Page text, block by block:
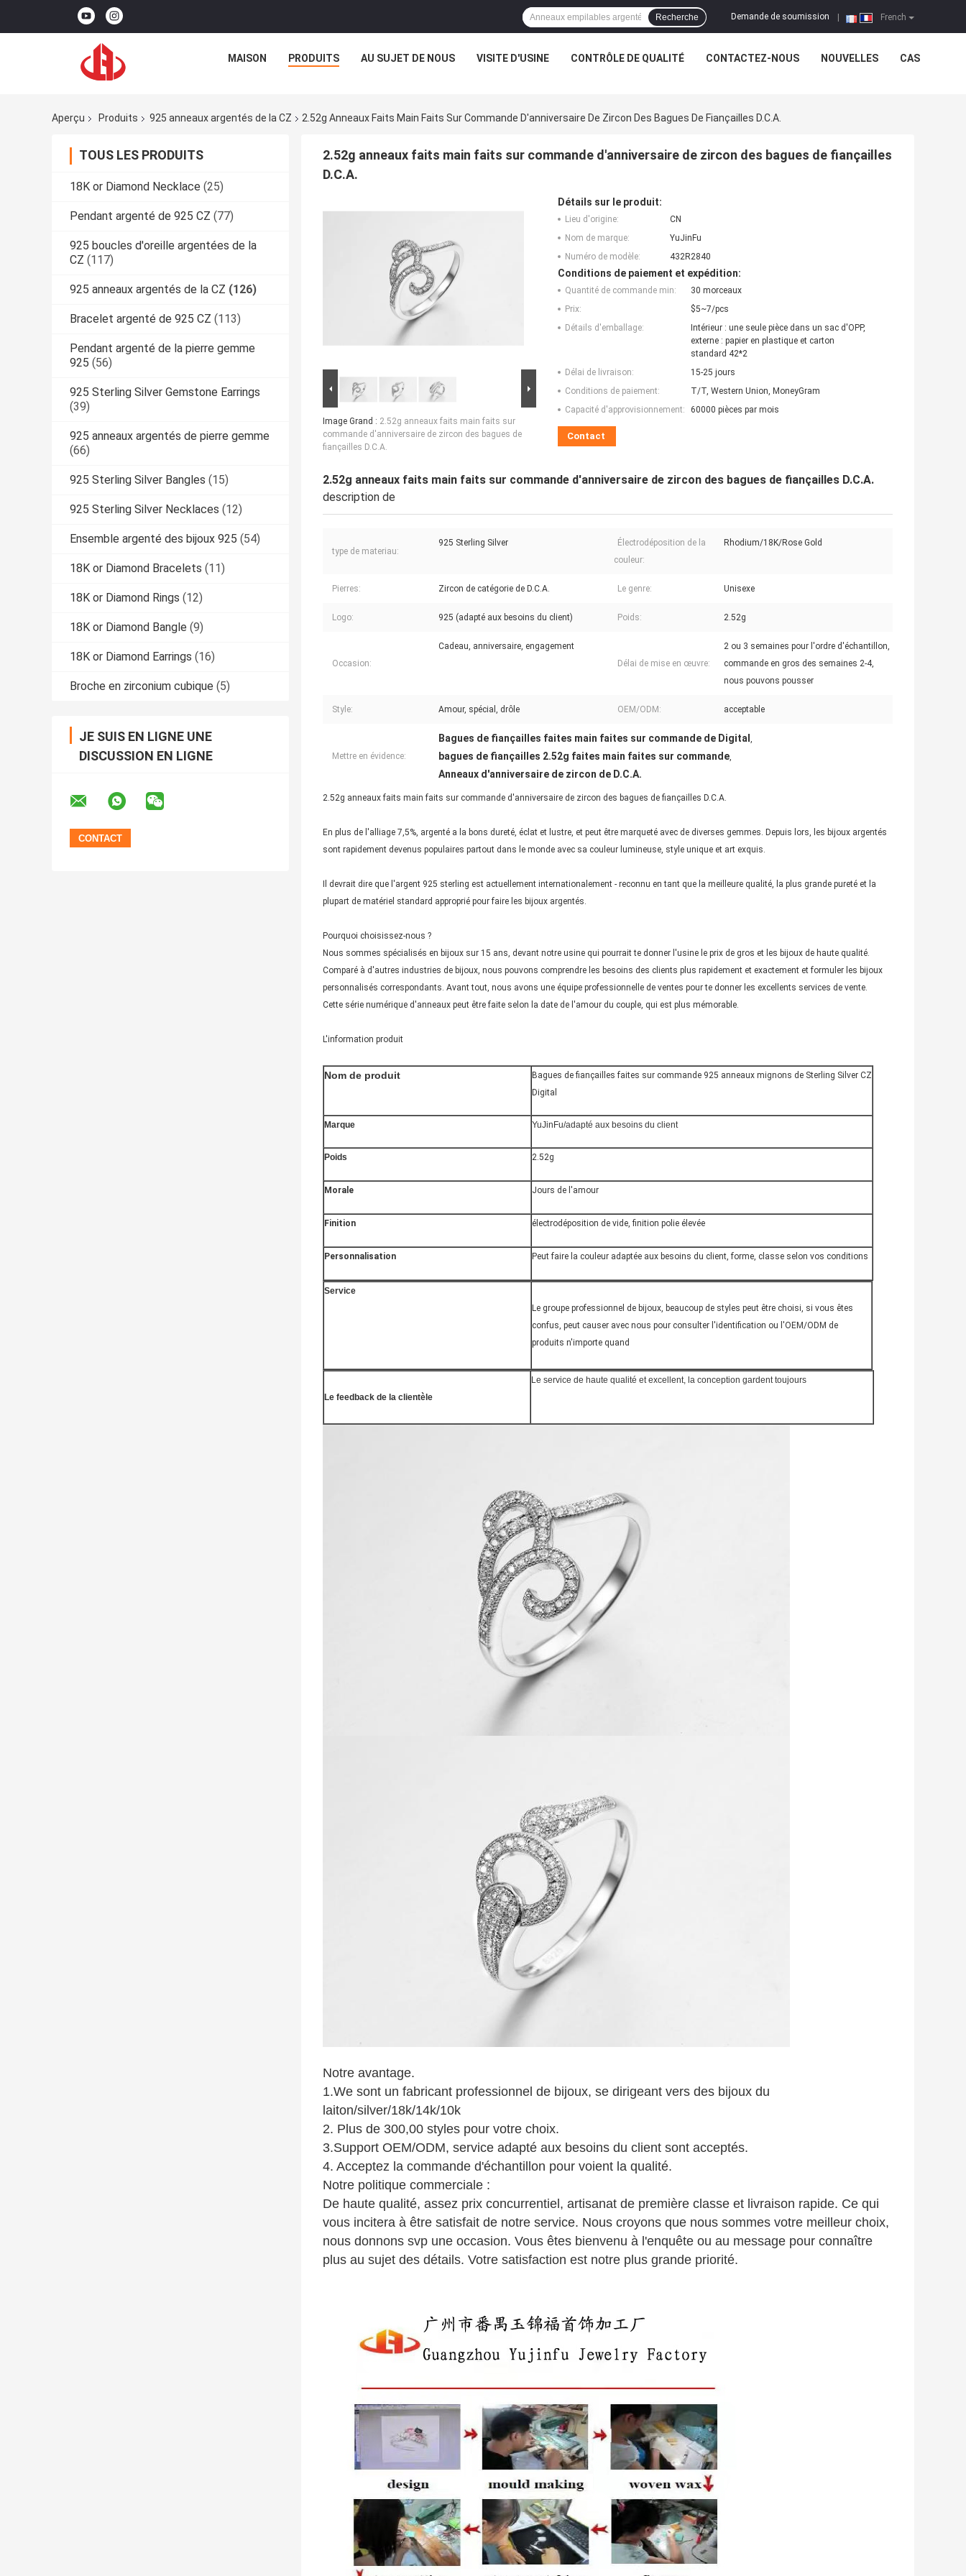
French
Demande de soumission
Recherche
MAISON PRODUITS AU SUJET DE NOUS VISITE D'USINE CONTRÔLE DE QUALITÉ CONTACTEZ-NOUS NOUVELLES CAS
Aperçu Produits 925 anneaux argentés de la CZ 2.52g Anneaux Faits Main Faits Sur Commande D'anniversaire De Zircon Des Bagues De Fiançailles D.C.A.
TOUS LES PRODUITS
18K or Diamond Necklace (25)
Pendant argenté de 925 CZ (77)
925 boucles d'oreille argentées de la
CZ (117)
925 anneaux argentés de la CZ (126)
Bracelet argenté de 925 CZ (113)
Pendant argenté de la pierre gemme
925 (56)
925 Sterling Silver Gemstone Earrings
(39)
925 anneaux argentés de pierre gemme
(66)
925 Sterling Silver Bangles (15)
925 Sterling Silver Necklaces (12)
Ensemble argenté des bijoux 925 (54)
18K or Diamond Bracelets (11)
18K or Diamond Rings (12)
18K or Diamond Bangle (9)
18K or Diamond Earrings (16)
Broche en zirconium cubique (5)
JE SUIS EN LIGNE UNE
DISCUSSION EN LIGNE
2.52g anneaux faits main faits sur commande d'anniversaire de zircon des bagues de fiançailles
D.C.A.
Image Grand : 2.52g anneaux faits main faits sur
commande d'anniversaire de zircon des bagues de
fiançailles D.C.A.
Détails sur le produit:
Lieu d'origine:
CN
Nom de marque:
YuJinFu
Numéro de modèle:
432R2840
Conditions de paiement et expédition:
Quantité de commande min:
30 morceaux
Prix:
$5~7/pcs
Détails d'emballage:
Intérieur : une seule pièce dans un sac d'OPP,
externe : papier en plastique et carton
standard 42*2
Délai de livraison:
15-25 jours
Conditions de paiement:
T/T, Western Union, MoneyGram
Capacité d'approvisionnement:
60000 pièces par mois
Contact
2.52g anneaux faits main faits sur commande d'anniversaire de zircon des bagues de fiançailles D.C.A.
description de
type de materiau:
925 Sterling Silver
Électrodéposition de la
couleur:
Rhodium/18K/Rose Gold
Pierres: Zircon de catégorie de D.C.A. Le genre: Unisexe
Logo: 925 (adapté aux besoins du client) Poids: 2.52g
Occasion:
Cadeau, anniversaire, engagement
Délai de mise en œuvre:
2 ou 3 semaines pour l'ordre d'échantillon,
commande en gros des semaines 2-4,
nous pouvons pousser
Style: Amour, spécial, drôle OEM/ODM: acceptable
Mettre en évidence:
Bagues de fiançailles faites main faites sur commande de Digital ,
bagues de fiançailles 2.52g faites main faites sur commande,
Anneaux d'anniversaire de zircon de D.C.A.
2.52g anneaux faits main faits sur commande d'anniversaire de zircon des bagues de fiançailles D.C.A.
En plus de l'alliage 7,5%, argenté a la bons dureté, éclat et lustre, et peut être marqueté avec de diverses gemmes. Depuis lors, les bijoux argentés
sont rapidement devenus populaires partout dans le monde avec sa couleur lumineuse, style unique et art exquis.
Il devrait dire que l'argent 925 sterling est actuellement internationalement - reconnu en tant que la meilleure qualité, la plus grande pureté et la
plupart de matériel standard approprié pour faire les bijoux argentés.
Pourquoi choisissez-nous ?
Nous sommes spécialisés en bijoux sur 15 ans, devant notre usine qui pourrait te donner l'usine le prix de gros et les bijoux de haute qualité.
Comparé à d'autres industries de bijoux, nous pouvons comprendre les besoins des clients plus rapidement et exactement et formuler les bijoux
personnalisés correspondants. Avant tout, nous avons une équipe professionnelle de ventes pour te donner les excellents services de vente.
Cette série numérique d'anneaux peut être faite selon la date de l'amour du couple, qui est plus mémorable.
L'information produit
Nom de produit
Bagues de fiançailles faites sur commande 925 anneaux mignons de Sterling Silver CZ
Digital
Marque YuJinFu/adapté aux besoins du client
Poids 2.52g
Morale Jours de l'amour
Finition électrodéposition de vide, finition polie élevée
Personnalisation Peut faire la couleur adaptée aux besoins du client, forme, classe selon vos conditions
Service
Le groupe professionnel de bijoux, beaucoup de styles peut être choisi, si vous êtes
confus, peut causer avec nous pour consulter l'identification ou l'OEM/ODM de
produits n'importe quand
Le feedback de la clientèle
Le service de haute qualité et excellent, la conception gardent toujours
Notre avantage.
1.We sont un fabricant professionnel de bijoux, se dirigeant vers des bijoux du
laiton/silver/18k/14k/10k
2. Plus de 300,00 styles pour votre choix.
3.Support OEM/ODM, service adapté aux besoins du client sont acceptés.
4. Acceptez la commande d'échantillon pour voient la qualité.
Notre politique commerciale :
De haute qualité, assez prix concurrentiel, artisanat de première classe et livraison rapide. Ce qui
vous incitera à être satisfait de notre service. Nous croyons que nous sommes votre meilleur choix,
nous donnons svp une occasion. Vous êtes bienvenu à l'enquête ou au message pour connaître
plus au sujet des détails. Votre satisfaction est notre plus grande priorité.